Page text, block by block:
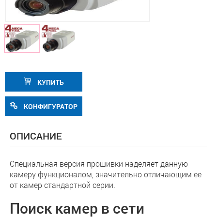
КУПИТЬ
КОНФИГУРАТОР
ОПИСАНИЕ
Специальная версия прошивки наделяет данную
камеру функционалом, значительно отличающим ее
от камер стандартной серии.
Поиск камер в сети